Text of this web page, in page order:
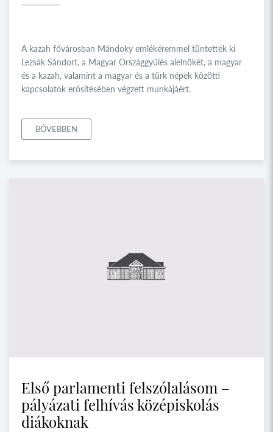
A kazah fővárosban Mándoky emlékéremmel tüntették ki
Lezsák Sándort, a Magyar Országgyűlés alelnökét, a magyar
és a kazah, valamint a magyar és a türk népek közötti
kapcsolatok erősítésében végzett munkájáért.
BŐVEBBEN
Első parlamenti felszólalásom –
pályázati felhívás középiskolás
diákoknak